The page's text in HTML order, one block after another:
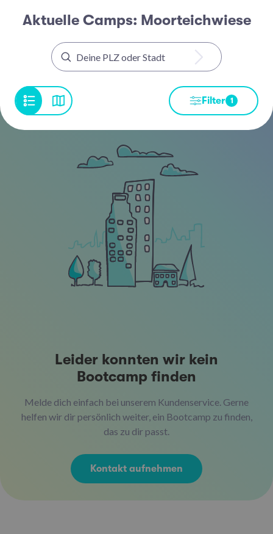
Aktuelle Camps: Moorteichwiese
Filter 1
Leider konnten wir kein
Bootcamp finden
Melde dich einfach bei unserem Kundenservice. Gerne
helfen wir dir persönlich weiter, ein Bootcamp zu finden,
das zu dir passt.
Kontakt aufnehmen